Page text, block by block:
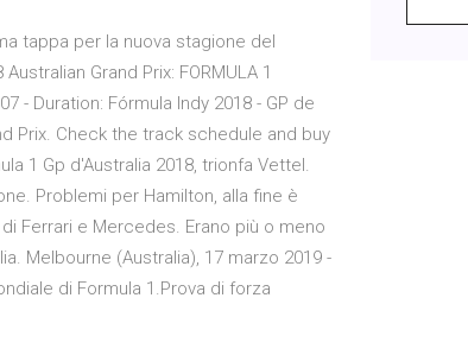
tappa per la nuova stagione del
Grand Prix: FORMULA 1
- Duration: Fórmula Indy 2018 - GP de
Prix. Check the track schedule and buy
1 Gp d'Australia 2018, trionfa Vettel.
Problemi per Hamilton, alla fine è
Ferrari e Mercedes. Erano più o meno
Melbourne (Australia), 17 marzo 2019 -
di Formula 1.Prova di forza